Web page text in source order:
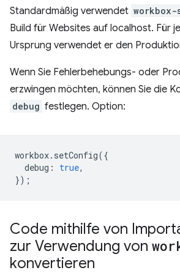
Standardmäßig verwendet workbox-
Build für Websites auf localhost. Für
Ursprung verwendet er den
Wenn Sie Fehlerbehebungs- oder
erzwingen möchten, können Sie die
debug festlegen. Option:
workbox. setConfig({
debug : true,
});
Code mithilfe von
zur Verwendung von
konvertieren